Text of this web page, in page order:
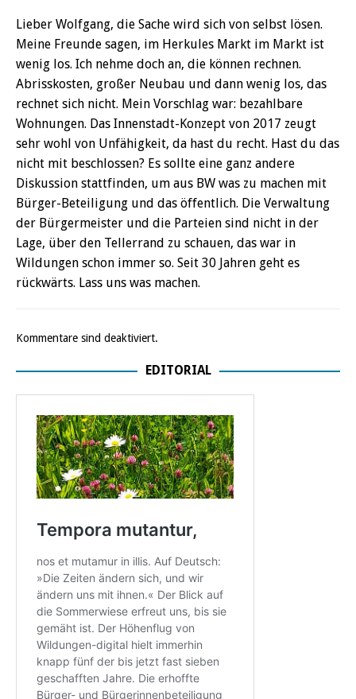
Lieber Wolfgang, die Sache wird sich von selbst lösen.
Meine Freunde sagen, im Herkules Markt im Markt ist
wenig los. Ich nehme doch an, die können rechnen.
Abrisskosten, großer Neubau und dann wenig los, das
rechnet sich nicht. Mein Vorschlag war: bezahlbare
Wohnungen. Das Innenstadt-Konzept von 2017 zeugt
sehr wohl von Unfähigkeit, da hast du recht. Hast du das
nicht mit beschlossen? Es sollte eine ganz andere
Diskussion stattfinden, um aus BW was zu machen mit
Bürger-Beteiligung und das öffentlich. Die Verwaltung
der Bürgermeister und die Parteien sind nicht in der
Lage, über den Tellerrand zu schauen, das war in
Wildungen schon immer so. Seit 30 Jahren geht es
rückwärts. Lass uns was machen.
Kommentare sind deaktiviert.
EDITORIAL